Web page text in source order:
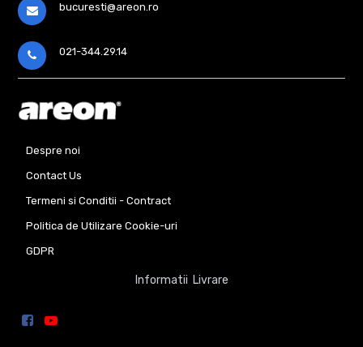
bucuresti@areon.ro
021-344.29.14
Despre noi
Contact Us
Termeni si Conditii - Contract
Politica de Utilizare Cookie-uri
GDPR
Informatii Livrare